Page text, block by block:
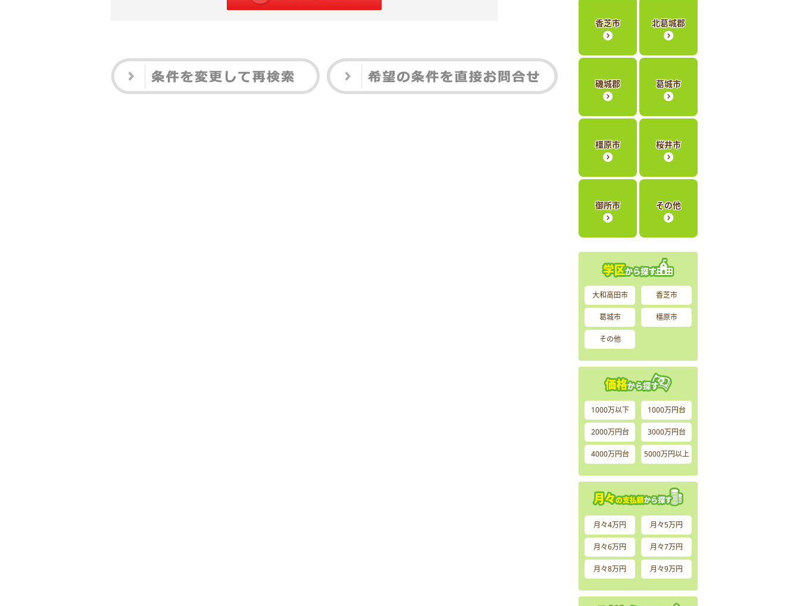
香芝市 北葛城郡
磯城郡 葛城市
橿原市 桜井市
御所市 その他
大和高田市 香芝市
葛城市 橿原市
その他
1000万以下 1000万円台
2000万円台 3000万円台
4000万円台 5000万円以上
月々4万円 月々5万円
月々6万円 月々7万円
月々8万円 月々9万円